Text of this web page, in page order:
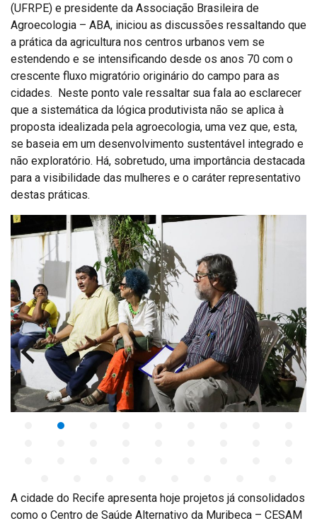
(UFRPE) e presidente da Associação Brasileira de
Agroecologia – ABA, iniciou as discussões ressaltando que
a prática da agricultura nos centros urbanos vem se
estendendo e se intensificando desde os anos 70 com o
crescente fluxo migratório originário do campo para as
cidades. Neste ponto vale ressaltar sua fala ao esclarecer
que a sistemática da lógica produtivista não se aplica à
proposta idealizada pela agroecologia, uma vez que, esta,
se baseia em um desenvolvimento sustentável integrado e
não exploratório. Há, sobretudo, uma importância destacada
para a visibilidade das mulheres e o caráter representativo
destas práticas.
A cidade do Recife apresenta hoje projetos já consolidados
como o Centro de Saúde Alternativo da Muribeca – CESAM